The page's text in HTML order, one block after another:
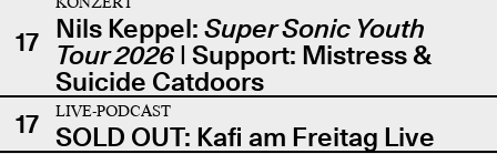
17 Nils Keppel: Super Sonic Youth
Tour 2026| Support: Mistress &
Suicide Catdoors
17
LIVE-PODCAST
SOLD OUT: Kafi am Freitag Live